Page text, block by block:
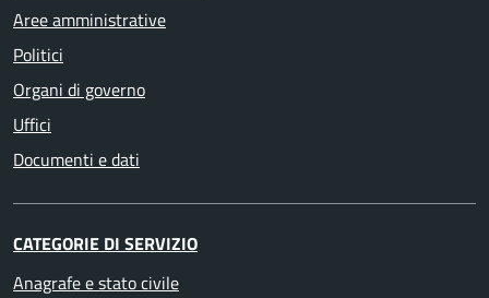
Aree amministrative
Politici
Organi di governo
Uffici
Documenti e dati
CATEGORIE DI SERVIZIO
Anagrafe e stato civile